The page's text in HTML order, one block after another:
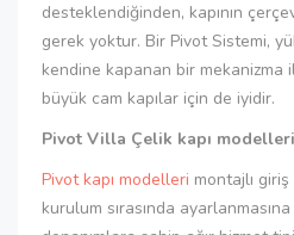
desteklendiğinden, kapının
gerek yoktur. Bir Pivot Sistemi,
kendine kapanan bir
büyük cam kapılar için de iyidir.
Pivot Villa Çelik kapı modelleri
Pivot kapı modelleri montajlı giriş
kurulum sırasında